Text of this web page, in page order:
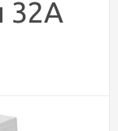
32А